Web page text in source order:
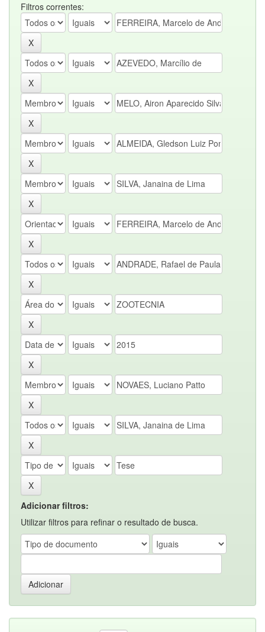
Filtros correntes:
Adicionar filtros:
Utilizar filtros para refinar o resultado de busca.